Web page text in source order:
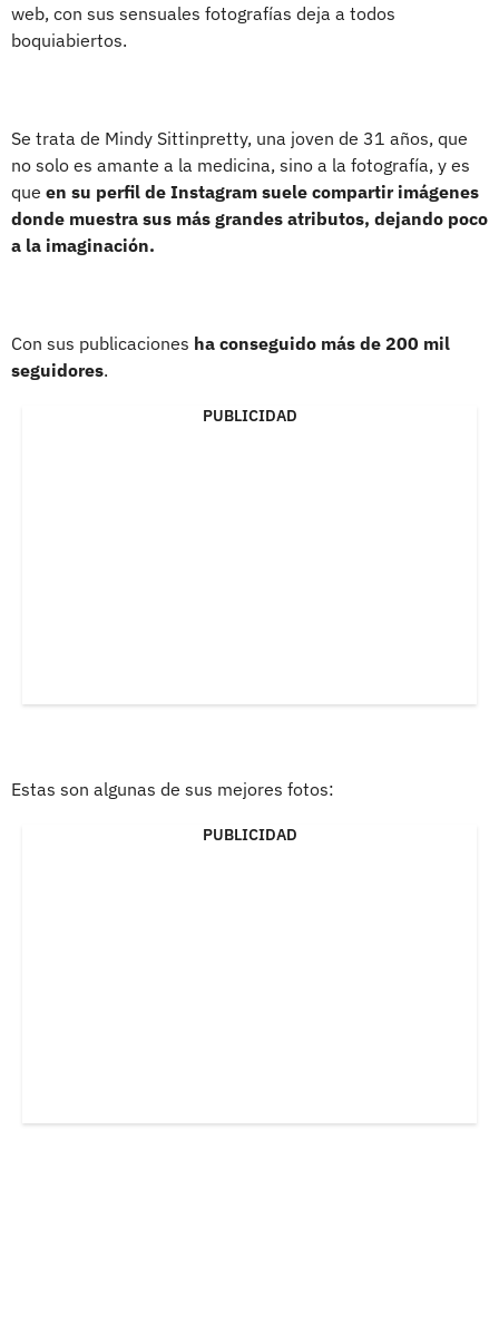
web, con sus sensuales fotografías deja a todos
boquiabiertos.
Se trata de Mindy Sittinpretty, una joven de 31 años, que
no solo es amante a la medicina, sino a la fotografía, y es
que en su perfil de Instagram suele compartir imágenes
donde muestra sus más grandes atributos, dejando poco
a la imaginación.
Con sus publicaciones ha conseguido más de 200 mil
seguidores.
PUBLICIDAD
Estas son algunas de sus mejores fotos:
PUBLICIDAD